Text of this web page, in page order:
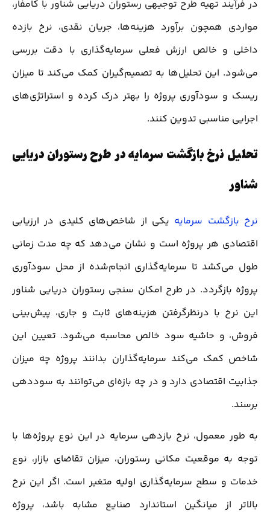
در فرآیند تهیه طرح توجیهی رستوران دریایی شناور با کامفار،
مواردی همچون برآورد هزینه‌ها، جریان نقدی، نرخ بازده
داخلی و خالص ارزش فعلی سرمایه‌گذاری با دقت بررسی
می‌شود. این تحلیل‌ها به تصمیم‌گیران کمک می‌کند تا میزان
ریسک و سودآوری پروژه را بهتر درک کرده و استراتژی‌های
اجرایی مناسبی تدوین کنند.
تحلیل نرخ بازگشت سرمایه در طرح رستوران دریایی
شناور
نرخ بازگشت سرمایه یکی از شاخص‌های کلیدی در ارزیابی
اقتصادی هر پروژه است و نشان می‌دهد که چه مدت زمانی
طول می‌کشد تا سرمایه‌گذاری انجام‌شده از محل سودآوری
پروژه بازگردد. در طرح امکان سنجی رستوران دریایی شناور
این نرخ با درنظرگرفتن هزینه‌های ثابت و جاری، پیش‌بینی
فروش، و حاشیه سود خالص محاسبه می‌شود. تعیین این
شاخص کمک می‌کند سرمایه‌گذاران بدانند پروژه چه میزان
جذابیت اقتصادی دارد و در چه بازه‌ای می‌توانند به سوددهی
برسند.
به طور معمول، نرخ بازدهی سرمایه در این نوع پروژه‌ها با
توجه به موقعیت مکانی رستوران، میزان تقاضای بازار، نوع
خدمات و سطح سرمایه‌گذاری اولیه متغیر است. اگر این نرخ
بالاتر از میانگین استاندارد صنایع مشابه باشد، پروژه